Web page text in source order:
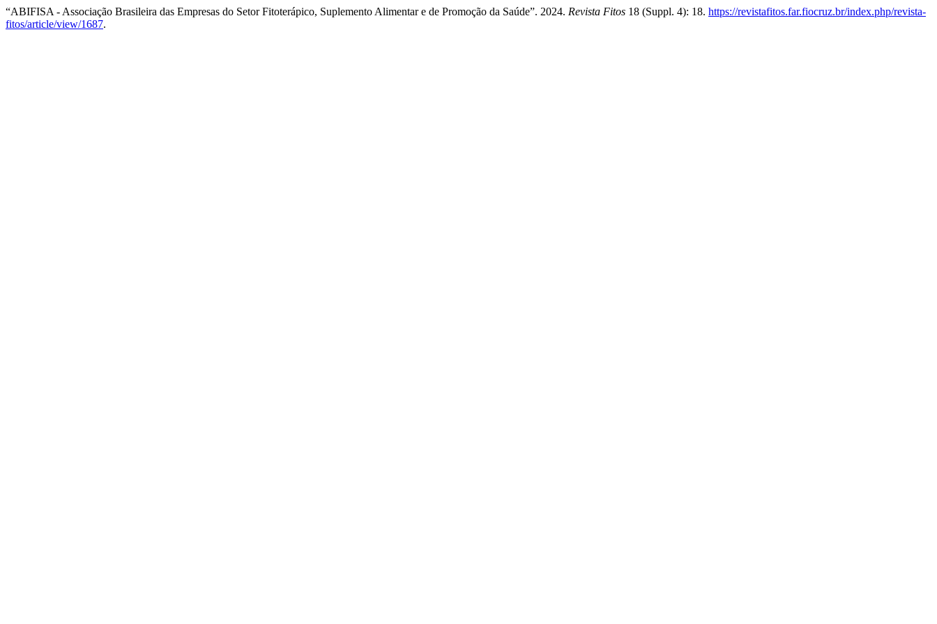
“ABIFISA - Associação Brasileira das Empresas do Setor Fitoterápico, Suplemento Alimentar e de Promoção da Saúde”. 2024. Revista Fitos 18 (Suppl. 4): 18. https://revistafitos.far.fiocruz.br/index.php/revista-
fitos/article/view/1687.